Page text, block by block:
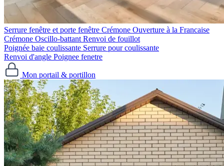
Serrure fenêtre et porte fenêtre Crémone Ouverture à la Francaise
Crémone Oscillo-battant Renvoi de fouillot
Poignée baie coulissante Serrure pour coulissante
Renvoi d'angle Poignee fenetre
Mon portail & portillon